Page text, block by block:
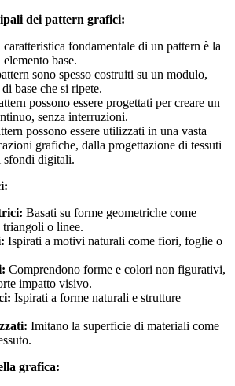
dei pattern grafici:
caratteristica fondamentale di un pattern è la
base.
sono spesso costruiti su un modulo,
base che si ripete.
possono essere progettati per creare un
senza interruzioni.
possono essere utilizzati in una vasta
grafiche, dalla progettazione di tessuti
sfondi digitali.
Basati su forme geometriche come
o linee.
Ispirati a motivi naturali come fiori, foglie o
Comprendono forme e colori non figurativi,
impatto visivo.
Ispirati a forme naturali e strutture
Imitano la superficie di materiali come
grafica: